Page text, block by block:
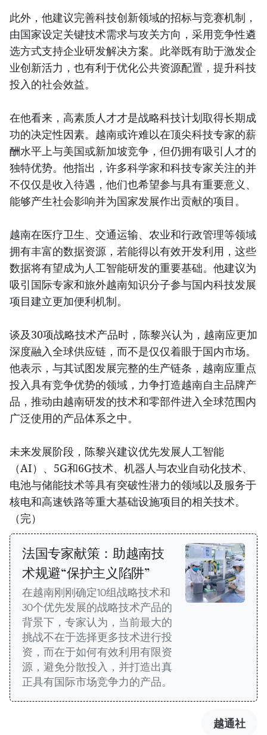
此外，他建议完善科技创新领域的招标与竞赛机制，
由国家设定关键技术需求与攻关方向，采用竞争性遴
选方式支持企业研发解决方案。此举既有助于激发企
业创新活力，也有利于优化公共资源配置，提升科技
投入的社会效益。
在他看来，高素质人才才是战略科技计划取得长期成
功的决定性因素。越南或许难以在顶尖科技专家的薪
酬水平上与美国或新加坡竞争，但仍拥有吸引人才的
独特优势。他指出，许多科学家和科技专家关注的并
不仅仅是收入待遇，他们也希望参与具有重要意义、
能够产生社会影响并为国家发展作出贡献的项目。
越南在医疗卫生、交通运输、农业和行政管理等领域
拥有丰富的数据资源，若能得以有效开发利用，这些
数据将有望成为人工智能研发的重要基础。他建议为
吸引国际专家和旅外越南知识分子参与国内科技发展
项目建立更加便利机制。
谈及30项战略技术产品时，陈黎兴认为，越南应更加
深度融入全球供应链，而不是仅仅着眼于国内市场。
他表示，与其试图发展完整的生产链条，越南应重点
投入具有竞争优势的领域，力争打造越南自主品牌产
品，推动由越南研发的技术和零部件进入全球范围内
广泛使用的产品体系之中。
未来发展阶段，陈黎兴建议优先发展人工智能
（AI）、5G和6G技术、机器人与农业自动化技术、
电池与储能技术等具有突破性潜力的领域以及服务于
核电和高速铁路等重大基础设施项目的相关技术。
（完）
法国专家献策：助越南技
术规避“保护主义陷阱”
在越南刚刚确定10组战略技术和
30个优先发展的战略技术产品的
背景下，专家认为，当前最大的
挑战不在于选择更多技术进行投
资，而在于如何有效利用有限资
源，避免分散投入，并打造出真
正具有国际市场竞争力的产品。
越通社